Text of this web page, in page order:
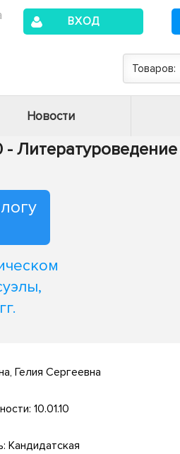
ВХОД
Товаров:
Новости
- Литературоведение
Гелия Сергеевна
10.01.10
Кандидатская